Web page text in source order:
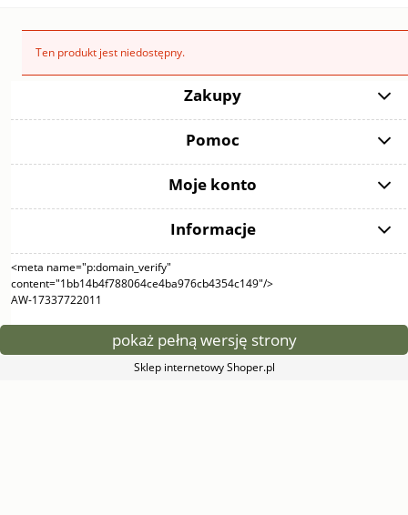
Ten produkt jest niedostępny.
Zakupy
Pomoc
Moje konto
Informacje
<meta name="p:domain_verify"
content="1bb14b4f788064ce4ba976cb4354c149"/>
AW-17337722011
pokaż pełną wersję strony
Sklep internetowy Shoper.pl